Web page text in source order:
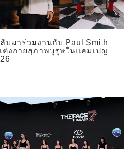
บมาร่วมงานกับ Paul Smith
ต่งกายสุภาพบุรุษในแคมเปญ